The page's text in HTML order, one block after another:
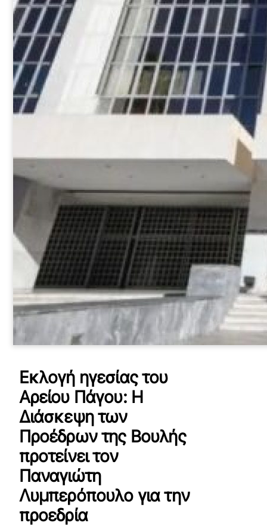
Εκλογή ηγεσίας του
Αρείου Πάγου: Η
Διάσκεψη των
Προέδρων της Βουλής
προτείνει τον
Παναγιώτη
Λυμπερόπουλο για την
προεδρία